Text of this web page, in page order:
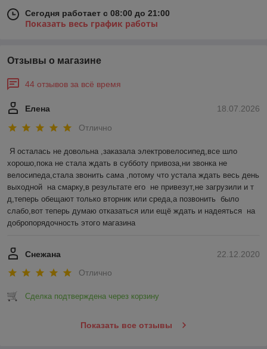
Сегодня работает с 08:00 до 21:00
Показать весь график работы
Отзывы о магазине
44 отзывов за всё время
18.07.2026
Елена
Отлично
Я осталась не довольна ,заказала электровелосипед,все шло
хорошо,пока не стала ждать в субботу привоза,ни звонка не
велосипеда,стала звонить сама ,потому что устала ждать весь день
выходной  на смарку,в результате его  не привезут,не загрузили и т
д,теперь обещают только вторник или среда,а позвонить  было
слабо,вот теперь думаю отказаться или ещё ждать и надеяться  на
добропорядочность этого магазина
22.12.2020
Снежана
Отлично
Сделка подтверждена через корзину
Показать все отзывы